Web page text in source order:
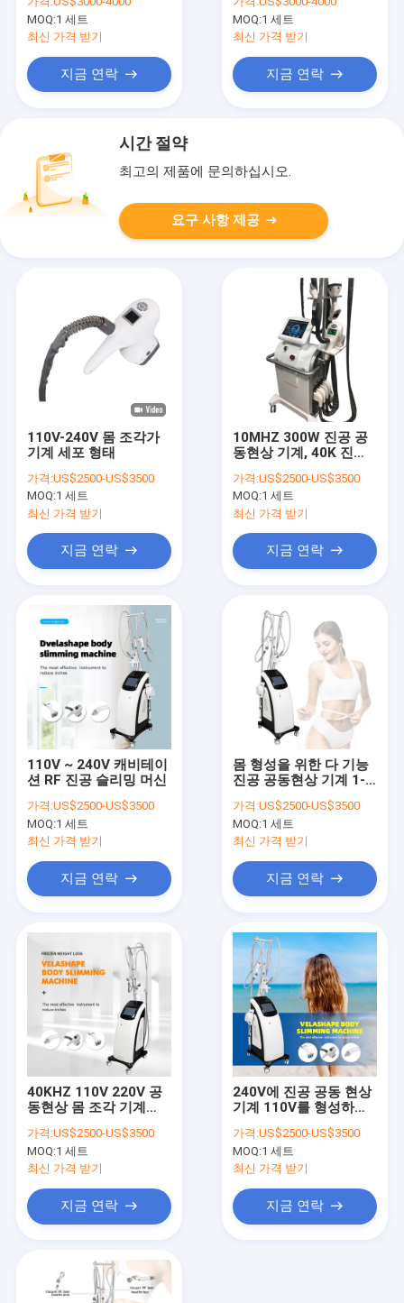
제품
우리 에 관한 것
공장 투어
품질 관리
뉴스
인용 을 요청 하십시오
줄이는 RF
MOQ:1 세트
최신 가격 받기
지금 연락
소 기계
MOQ:1 세트
최신 가격 받기
지금 연락
시간 절약
최고의 제품에 문의하십시오.
요구 사항 제공
110V-240V 몸 조각가
기계 세포 형태
가격:US$2500-US$3500
MOQ:1 세트
최신 가격 받기
지금 연락
10MHZ 300W 진공 공
동현상 기계, 40K 진공
기계
가격:US$2500-US$3500
MOQ:1 세트
최신 가격 받기
지금 연락
110V ~ 240V 캐비테이
션 RF 진공 슬리밍 머신
가격:US$2500-US$3500
MOQ:1 세트
최신 가격 받기
지금 연락
몸 형성을 위한 다 기능
진공 공동현상 기계 1-
가격:US$2500-US$3500
MOQ:1 세트
최신 가격 받기
지금 연락
40KHZ 110V 220V 공
동현상 몸 조각 기계
가격:US$2500-US$3500
MOQ:1 세트
최신 가격 받기
지금 연락
240V에 진공 공동 현상
기계 110V를 형성하는
가격:US$2500-US$3500
MOQ:1 세트
최신 가격 받기
지금 연락